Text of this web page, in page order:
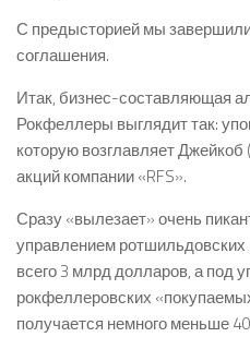
С предысторией мы
соглашения.
Итак, бизнес-составляющая
Рокфеллеры выглядит так:
которую возглавляет
акций компании «RFS».
Сразу «вылезает» очень
управлением ротшильдовских
всего 3 млрд долларов, а под
рокфеллеровских
получается немного меньше